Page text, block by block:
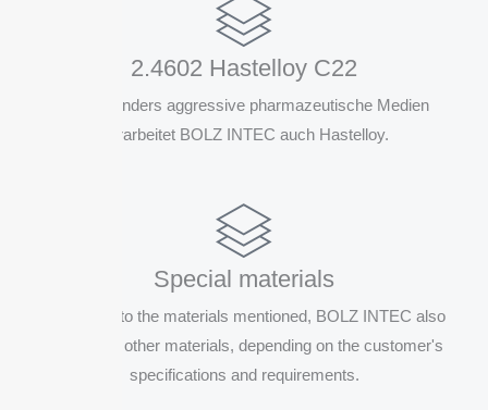
2.4602 Hastelloy C22
Für besonders aggressive pharmazeutische Medien
verarbeitet BOLZ INTEC auch Hastelloy.
Special materials
In addition to the materials mentioned, BOLZ INTEC also
processes other materials, depending on the customer's
specifications and requirements.